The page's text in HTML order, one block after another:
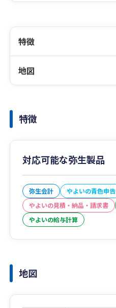
特徴
地図
特徴
対応可能な弥生製品
弥生会計 やよいの青色申告
やよいの見積・納品・請求書
やよいの給与計算
地図